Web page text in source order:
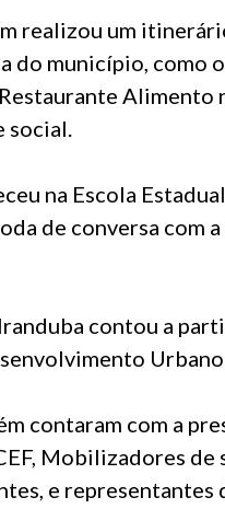
realizou um
do município, como
Alimento
social.
na Escola
de conversa com
contou a
contaram com a
Mobilizadores de
e